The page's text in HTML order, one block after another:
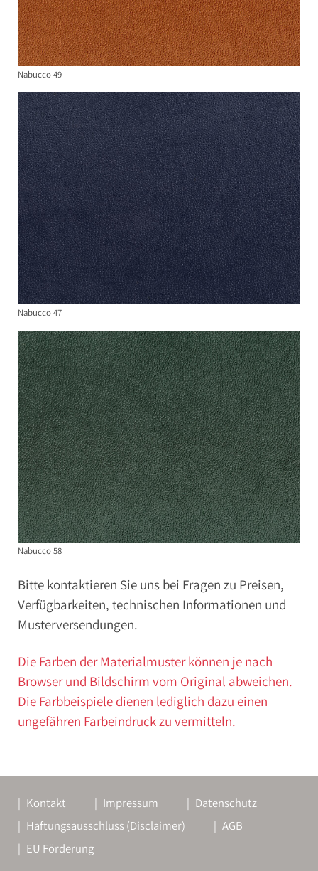
Nabucco 49
Nabucco 47
Nabucco 58
Bitte kontaktieren Sie uns bei Fragen zu Preisen,
Verfügbarkeiten, technischen Informationen und
Musterversendungen.
Die Farben der Materialmuster können je nach
Browser und Bildschirm vom Original abweichen.
Die Farbbeispiele dienen lediglich dazu einen
ungefähren Farbeindruck zu vermitteln.
Kontakt Impressum
Datenschutz
Haftungsausschluss (Disclaimer)
AGB
EU Förderung